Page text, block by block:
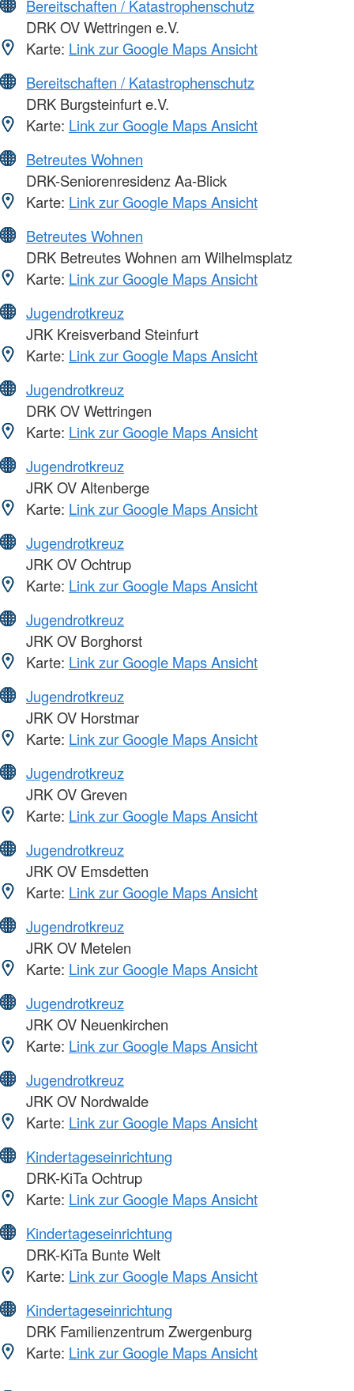
Bereitschaften / Katastrophenschutz
DRK OV Wettringen e.V.
Karte: Link zur Google Maps Ansicht
Bereitschaften / Katastrophenschutz
DRK Burgsteinfurt e.V.
Karte: Link zur Google Maps Ansicht
Betreutes Wohnen
DRK-Seniorenresidenz Aa-Blick
Karte: Link zur Google Maps Ansicht
Betreutes Wohnen
DRK Betreutes Wohnen am Wilhelmsplatz
Karte: Link zur Google Maps Ansicht
Jugendrotkreuz
JRK Kreisverband Steinfurt
Karte: Link zur Google Maps Ansicht
Jugendrotkreuz
DRK OV Wettringen
Karte: Link zur Google Maps Ansicht
Jugendrotkreuz
JRK OV Altenberge
Karte: Link zur Google Maps Ansicht
Jugendrotkreuz
JRK OV Ochtrup
Karte: Link zur Google Maps Ansicht
Jugendrotkreuz
JRK OV Borghorst
Karte: Link zur Google Maps Ansicht
Jugendrotkreuz
JRK OV Horstmar
Karte: Link zur Google Maps Ansicht
Jugendrotkreuz
JRK OV Greven
Karte: Link zur Google Maps Ansicht
Jugendrotkreuz
JRK OV Emsdetten
Karte: Link zur Google Maps Ansicht
Jugendrotkreuz
JRK OV Metelen
Karte: Link zur Google Maps Ansicht
Jugendrotkreuz
JRK OV Neuenkirchen
Karte: Link zur Google Maps Ansicht
Jugendrotkreuz
JRK OV Nordwalde
Karte: Link zur Google Maps Ansicht
Kindertageseinrichtung
DRK-KiTa Ochtrup
Karte: Link zur Google Maps Ansicht
Kindertageseinrichtung
DRK-KiTa Bunte Welt
Karte: Link zur Google Maps Ansicht
Kindertageseinrichtung
DRK Familienzentrum Zwergenburg
Karte: Link zur Google Maps Ansicht